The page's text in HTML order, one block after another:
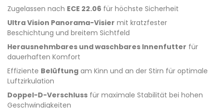
Zugelassen nach ECE 22.06 für höchste Sicherheit
Ultra Vision Panorama-Visier mit kratzfester
Beschichtung und breitem Sichtfeld
Herausnehmbares und waschbares Innenfutter für
dauerhaften Komfort
Effiziente Belüftung am Kinn und an der Stirn für optimale
Luftzirkulation
Doppel-D-Verschluss für maximale Stabilität bei hohen
Geschwindigkeiten